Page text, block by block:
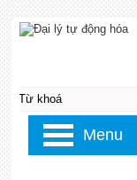
Menu